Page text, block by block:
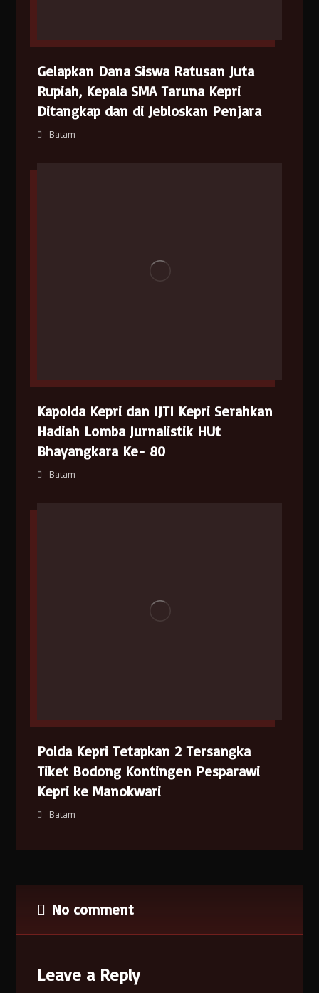
Gelapkan Dana Siswa Ratusan Juta
Rupiah, Kepala SMA Taruna Kepri
Ditangkap dan di Jebloskan Penjara
Batam
Kapolda Kepri dan IJTI Kepri Serahkan
Hadiah Lomba Jurnalistik HUt
Bhayangkara Ke- 80
Batam
Polda Kepri Tetapkan 2 Tersangka
Tiket Bodong Kontingen Pesparawi
Kepri ke Manokwari
Batam
No comment
Leave a Reply